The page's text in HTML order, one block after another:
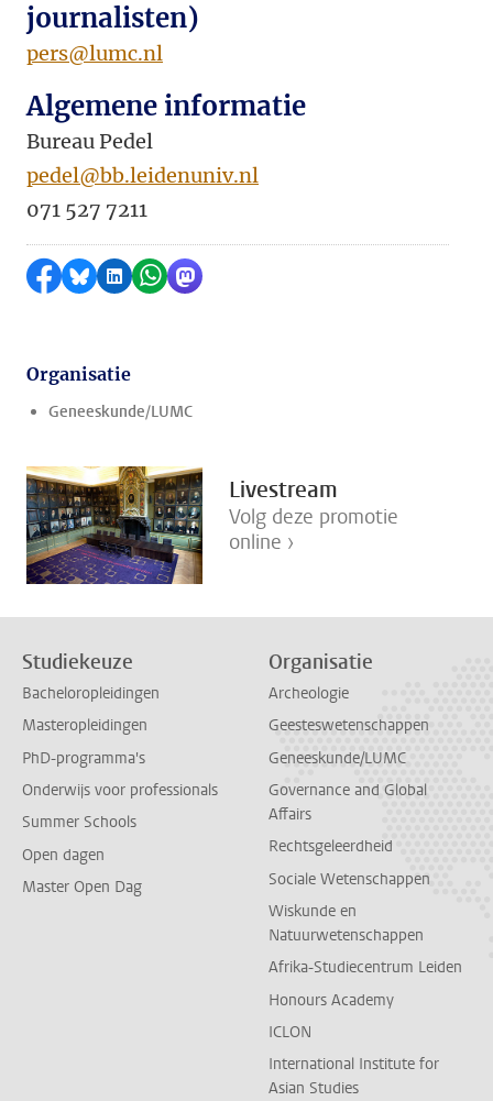
journalisten)
pers@lumc.nl
Algemene informatie
Bureau Pedel
pedel@bb.leidenuniv.nl
071 527 7211
Delen op Facebook
Delen via Bluesky
Delen op LinkedIn
Delen via WhatsApp
Delen via Mastodon
Organisatie
Geneeskunde/LUMC
Livestream
Volg deze promotie
online ›
Studiekeuze
Bacheloropleidingen
Masteropleidingen
PhD-programma's
Onderwijs voor professionals
Summer Schools
Open dagen
Master Open Dag
Organisatie
Archeologie
Geesteswetenschappen
Geneeskunde/LUMC
Governance and Global
Affairs
Rechtsgeleerdheid
Sociale Wetenschappen
Wiskunde en
Natuurwetenschappen
Afrika-Studiecentrum Leiden
Honours Academy
ICLON
International Institute for
Asian Studies